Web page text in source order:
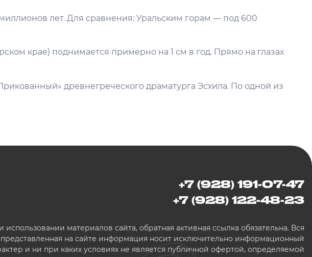
лет. Для сравнения: Уральским горам — под 600
крае) поднимается примерно на 1 см в год. Прямо на глазах
древнегреческого драматурга Эсхила. По одной из
+7 (928) 191-07-47
+7 (928) 122-48-23
использовании материалов сайта, обратная активная ссылка обязательна. Вся
представленная на сайте информация носит исключительно информационный
и ни при каких условиях не является публичной офертой, определяемой